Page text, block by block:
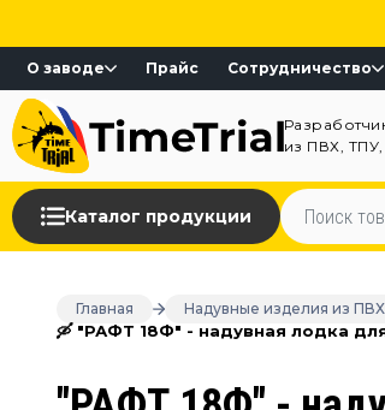
О заводе Прайс Сотрудничество
из ПВХ,
Каталог продукции
Главная Надувные изделия из
🛶 "РАФТ 18Ф" - надувная лодка